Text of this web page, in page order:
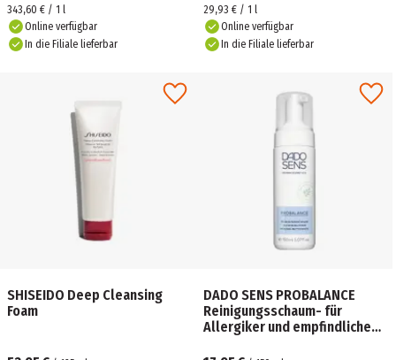
343,60 € / 1 l
Online verfügbar
In die Filiale lieferbar
29,93 € / 1 l
Online verfügbar
In die Filiale lieferbar
SHISEIDO Deep Cleansing
Foam
DADO SENS PROBALANCE
Reinigungsschaum- für
Allergiker und empfindliche